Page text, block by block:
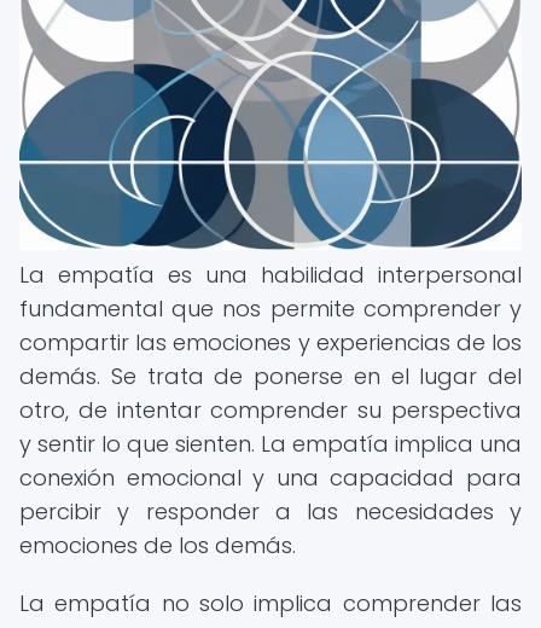
La empatía es una habilidad interpersonal
fundamental que nos permite comprender y
compartir las emociones y experiencias de los
demás. Se trata de ponerse en el lugar del
otro, de intentar comprender su perspectiva
y sentir lo que sienten. La empatía implica una
conexión emocional y una capacidad para
percibir y responder a las necesidades y
emociones de los demás.
La empatía no solo implica comprender las